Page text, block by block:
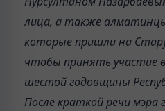
лица, а также
которые пришли на
чтобы принять участие
шестой годовщины
После краткой речи мэра